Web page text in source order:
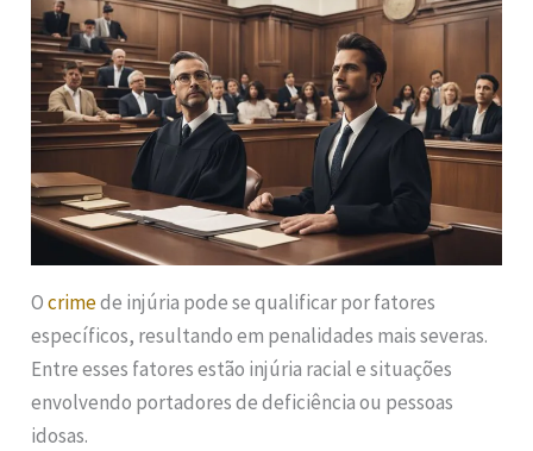
Ocrimede injúria pode se qualificar por fatores
específicos, resultando em penalidades mais severas.
Entre esses fatores estão injúria racial e situações
envolvendo portadores de deficiência ou pessoas
idosas.